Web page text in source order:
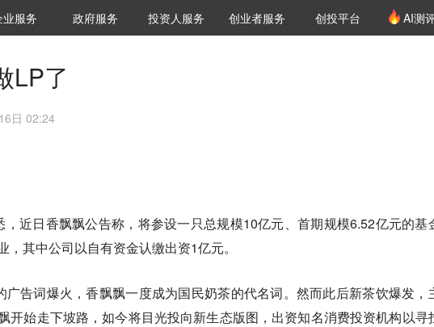
研究院
业服务 城市之窗
政府服务 VClub投资机构库
投资机构职位推介
投资人服务 创投氪堂
创业者服务 创投平台 AI测
LP了
日 02:24
近日香飘飘公告称，将参设一只总规模10亿元、首期规模6.52亿元的基
，其中公司以自有资金认缴出资1亿元。
广告词爆火，香飘飘一度成为国民奶茶的代名词。然而此后新茶饮爆发，
开始走下坡路，如今将目光投向新生态版图，出资知名消费投资机构以寻